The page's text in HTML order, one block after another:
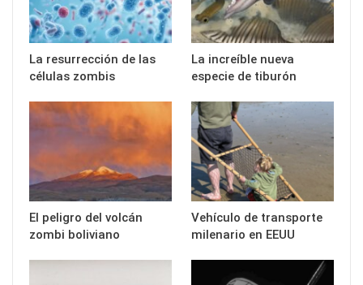
La resurrección de las
células zombis
La increíble nueva
especie de tiburón
El peligro del volcán
zombi boliviano
Vehículo de transporte
milenario en EEUU